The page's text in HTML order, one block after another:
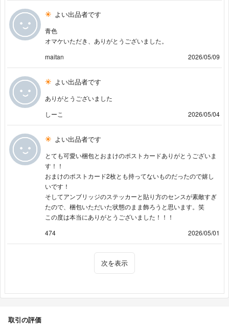
よい出品者です
青色
オマケいただき、ありがとうございました。
maitan
2026/05/09
よい出品者です
ありがとうございました
しーこ
2026/05/04
よい出品者です
とても可愛い梱包とおまけのポストカードありがとうございま
す！！
おまけのポストカード2枚とも持ってないものだったので嬉し
いです！
そしてアンブリッジのステッカーと貼り方のセンスが素敵すぎ
たので、梱包いただいた状態のまま飾ろうと思います。笑
この度は本当にありがとうございました！！！
474
2026/05/01
次を表示
取引の評価